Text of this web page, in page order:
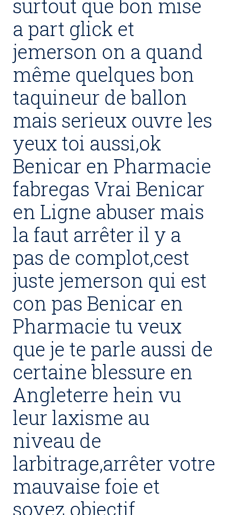
surtout que bon mise
a part glick et
jemerson on a quand
même quelques bon
taquineur de ballon
mais serieux ouvre les
yeux toi aussi,ok
Benicar en Pharmacie
fabregas Vrai Benicar
en Ligne abuser mais
la faut arrêter il y a
pas de complot,cest
juste jemerson qui est
con pas Benicar en
Pharmacie tu veux
que je te parle aussi de
certaine blessure en
Angleterre hein vu
leur laxisme au
niveau de
larbitrage,arrêter votre
mauvaise foie et
soyez objectif